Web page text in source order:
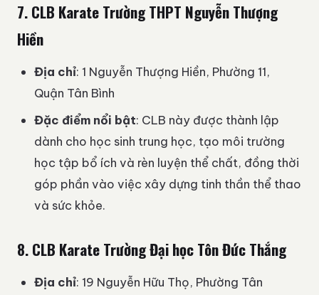
7.CLB Karate Trường THPT Nguyễn Thượng
Hiền
Địa chỉ: 1 Nguyễn Thượng Hiền, Phường 11,
Quận Tân Bình
Đặc điểm nổi bật: CLB này được thành lập
dành cho học sinh trung học, tạo môi trường
học tập bổ ích và rèn luyện thể chất, đồng thời
góp phần vào việc xây dựng tinh thần thể thao
và sức khỏe.
8.CLB Karate Trường Đại học Tôn Đức Thắng
Địa chỉ: 19 Nguyễn Hữu Thọ, Phường Tân